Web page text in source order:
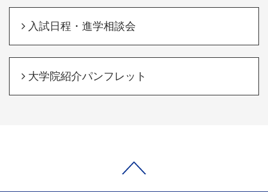
入試日程・進学相談会
大学院紹介パンフレット